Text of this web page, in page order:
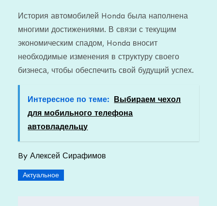
История автомобилей Honda была наполнена
многими достижениями. В связи с текущим
экономическим спадом, Honda вносит
необходимые изменения в структуру своего
бизнеса, чтобы обеспечить свой будущий успех.
Интересное по теме: Выбираем чехол
для мобильного телефона
автовладельцу
ByАлексей Сирафимов
Актуальное